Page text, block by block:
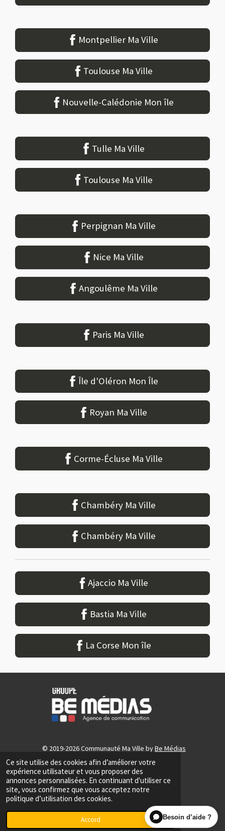
Ce site utilise des cookies afin d’améliorer votre
expérience utilisateur et vous proposer des
annonces personnalisées. En continuant d'utiliser ce
site, vous confirmez que vous acceptez notre
politique d’utilisation des cookies.
Accord
Montpellier Ma Ville
Toulouse Ma Ville
Nouvelle-Calédonie Mon île
Tulle Ma Ville
Toulouse Ma Ville
Perpignan Ma Ville
Nice Ma Ville
Angoulême Ma Ville
Paris Ma Ville
Île d'Oléron Mon Île
Royan Ma Ville
Corme-Écluse Ma Ville
Chambéry Ma Ville
Chambéry Ma Ville
Ajaccio Ma Ville
Bastia Ma Ville
La Corse Mon île
© 2019-2026 Communauté Ma Ville byBe Médias
CGU
F
L
Besoin d’aide ?